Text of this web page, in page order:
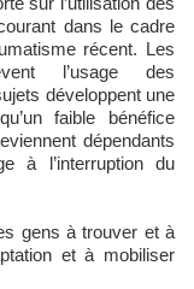
dans le cadre
récent. Les
l’usage des
développent une
faible bénéfice
dépendants
à l’interruption du
gens à trouver et à
et à mobiliser